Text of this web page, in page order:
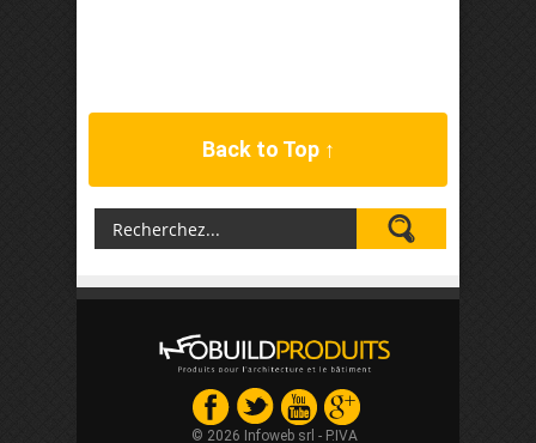
Back to Top ↑
© 2026 Infoweb srl - P.IVA